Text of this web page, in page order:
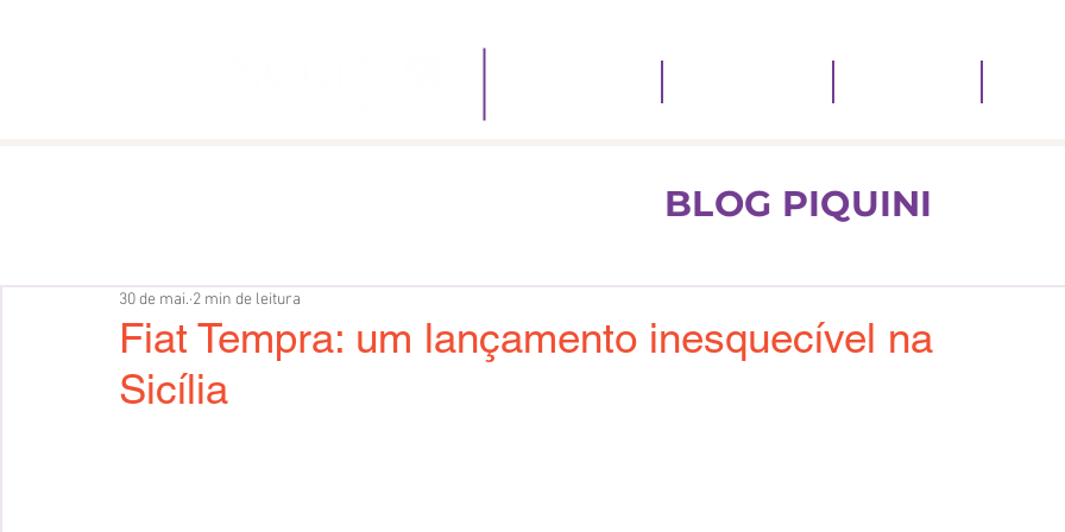
BLOG PIQUINI
Fiat Tempra: um lançamento inesquecível na
Sicília
30 de mai. 2 min de leitura